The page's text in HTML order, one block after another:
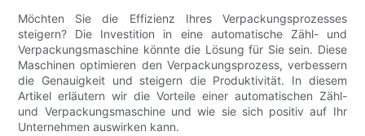
Möchten Sie die Effizienz Ihres Verpackungsprozesses
steigern? Die Investition in eine automatische Zähl- und
Verpackungsmaschine könnte die Lösung für Sie sein. Diese
Maschinen optimieren den Verpackungsprozess, verbessern
die Genauigkeit und steigern die Produktivität. In diesem
Artikel erläutern wir die Vorteile einer automatischen Zähl-
und Verpackungsmaschine und wie sie sich positiv auf Ihr
Unternehmen auswirken kann.